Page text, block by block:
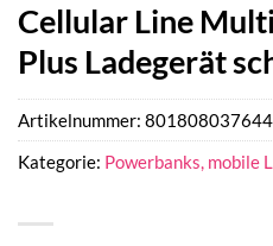
Cellular Line
Plus Ladegerät
Artikelnummer:
Kategorie: Powerbanks, mobile